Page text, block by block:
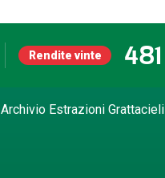
Rendite vinte 481
Archivio Estrazioni Grattacieli